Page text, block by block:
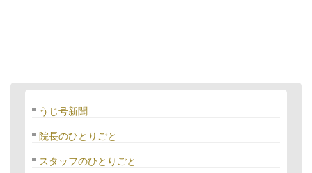
うじ号新聞
院長のひとりごと
スタッフのひとりごと